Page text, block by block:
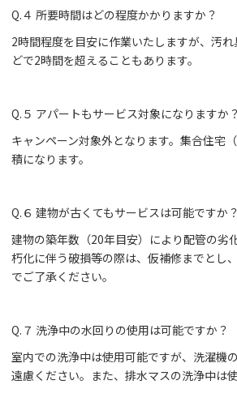
Q.４ 所要時間はどの程度かかりますか？
2時間程度を目安に作業いたしますが、汚
どで2時間を超えることもあります。
Q.５ アパートもサービス対象になりますか？
キャンペーン対象外となります。集合住宅
積になります。
Q.６ 建物が古くてもサービスは可能ですか？
建物の築年数（20年目安）により配管の劣
朽化に伴う破損等の際は、仮補修までとし
でご了承ください。
Q.７ 洗浄中の水回りの使用は可能ですか？
室内での洗浄中は使用可能ですが、洗濯機
遠慮ください。また、排水マスの洗浄中は